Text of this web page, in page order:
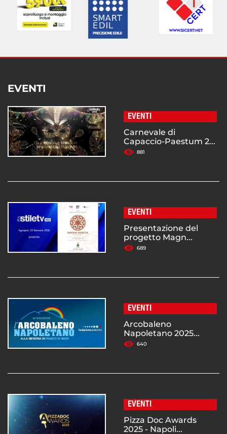
EVENTI
EVENTI
Carnevale di
Capaccio-Paestum 2...
881
EVENTI
Presentazione del
progetto Magn...
689
EVENTI
Arcobaleno
Napoletano 2025...
640
EVENTI
Pizza Doc Awards
2025 - Napoli...